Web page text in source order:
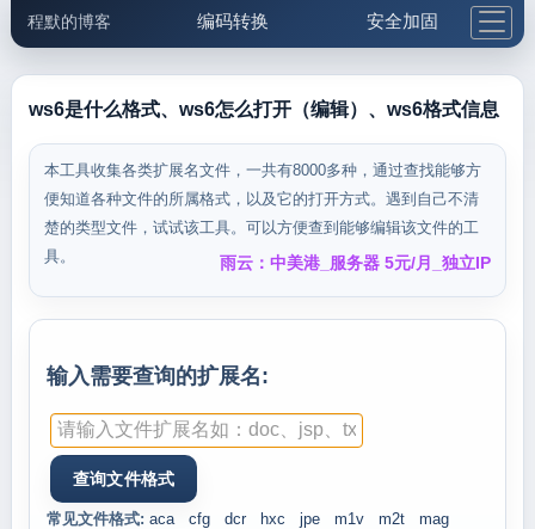
程默的博客 编码转换 安全加固
邮件工具 生活便民 更多工具
5.1支付宝大红包
ws6是什么格式、ws6怎么打开（编辑）、ws6格式信息
本工具收集各类扩展名文件，一共有8000多种，通过查找能够方
便知道各种文件的所属格式，以及它的打开方式。遇到自己不清
楚的类型文件，试试该工具。可以方便查到能够编辑该文件的工
具。
雨云：中美港_服务器 5元/月_独立IP
输入需要查询的扩展名:
常见文件格式: aca cfg dcr hxc jpe m1v m2t
mag